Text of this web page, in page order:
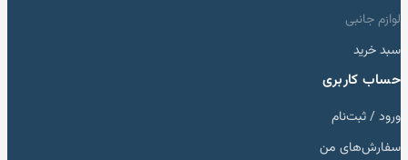
لوازم جانبی
سبد خرید
حساب کاربری
ورود / ثبت‌نام
سفارش‌های من